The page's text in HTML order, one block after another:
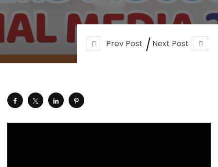
Prev Post Next Post